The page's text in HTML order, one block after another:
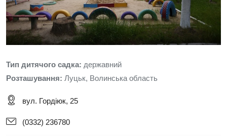
Тип дитячого садка: державний
Розташування: Луцьк, Волинська область
вул. Гордіюк, 25
(0332) 236780